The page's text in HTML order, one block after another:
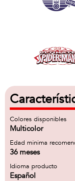
Colores disponibles
Multicolor
Edad minima
36 meses
Idioma producto
Español